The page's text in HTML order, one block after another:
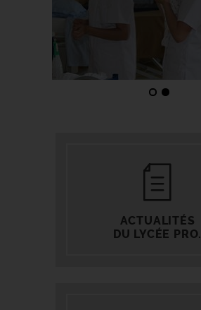
ACTUALITÉS
DU LYCÉE PRO.